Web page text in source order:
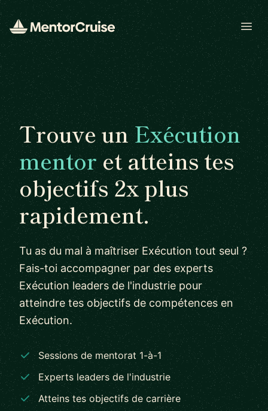
Trouve unExécution
mentoret atteins tes
objectifs 2x plus
rapidement.
Tu as du mal à maîtriser Exécution tout seul ?
Fais-toi accompagner par des experts
Exécution leaders de l'industrie pour
atteindre tes objectifs de compétences en
Exécution.
Sessions de mentorat 1-à-1
Experts leaders de l'industrie
Atteins tes objectifs de carrière